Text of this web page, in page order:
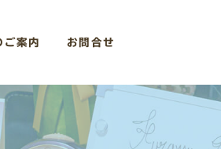
ご案内 お問合せ